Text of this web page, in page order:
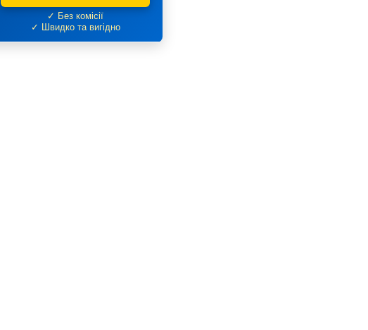
✓ Без комісії
✓ Швидко та вигідно